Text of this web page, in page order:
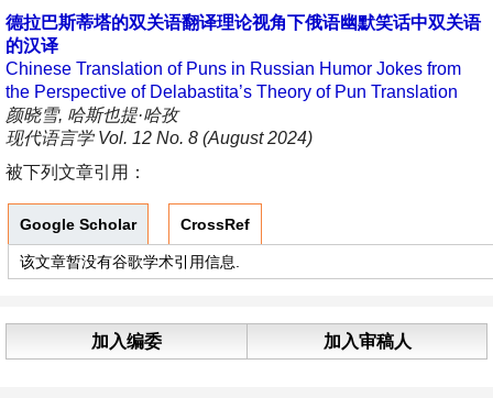
德拉巴斯蒂塔的双关语翻译理论视角下俄语幽默笑话中双关语
的汉译
Chinese Translation of Puns in Russian Humor Jokes from
the Perspective of Delabastita’s Theory of Pun Translation
颜晓雪, 哈斯也提·哈孜
现代语言学 Vol. 12 No. 8 (August 2024)
被下列文章引用：
Google Scholar CrossRef
该文章暂没有谷歌学术引用信息.
加入编委 加入审稿人